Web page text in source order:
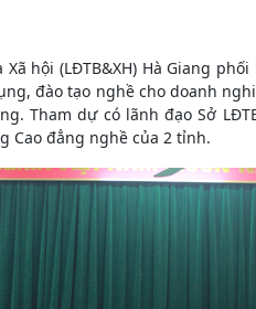
hội (LĐTB&XH) Hà Giang
đào tạo nghề cho doanh
Tham dự có lãnh đạo Sở
Cao đẳng nghề của 2 tỉnh.